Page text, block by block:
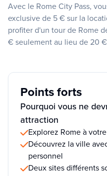
Avec le Rome City Pass,
exclusive de 5 € sur la
profiter d'un tour de Rome
€ seulement au lieu de 20
Points forts
Pourquoi vous ne
attraction
Explorez Rome à
Découvrez la ville
personnel
Deux sites différents